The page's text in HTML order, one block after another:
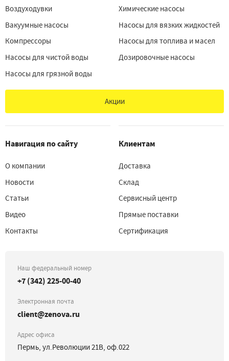
Воздуходувки
Вакуумные насосы
Компрессоры
Насосы для чистой воды
Насосы для грязной воды
Химические насосы
Насосы для вязких жидкостей
Насосы для топлива и масел
Дозировочные насосы
Акции
Навигация по сайту
О компании
Новости
Статьи
Видео
Контакты
Клиентам
Доставка
Склад
Сервисный центр
Прямые поставки
Сертификация
Наш федеральный номер
+7 (342) 225-00-40
Электронная почта
client@zenova.ru
Адрес офиса
Пермь, ул.Революции 21В, оф.022